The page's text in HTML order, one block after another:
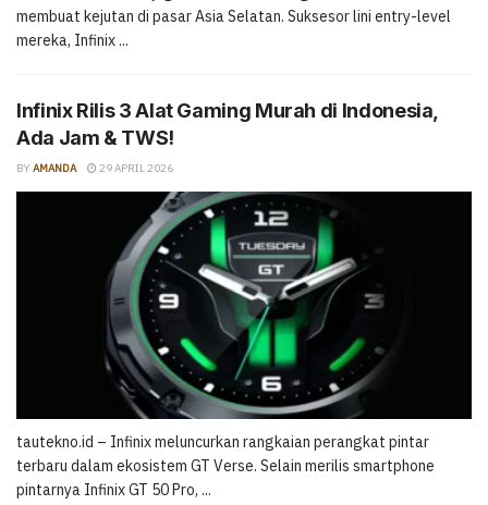
membuat kejutan di pasar Asia Selatan. Suksesor lini entry-level
mereka, Infinix ...
Infinix Rilis 3 Alat Gaming Murah di Indonesia,
Ada Jam & TWS!
BY AMANDA 29 APRIL 2026
tautekno.id – Infinix meluncurkan rangkaian perangkat pintar
terbaru dalam ekosistem GT Verse. Selain merilis smartphone
pintarnya Infinix GT 50 Pro, ...